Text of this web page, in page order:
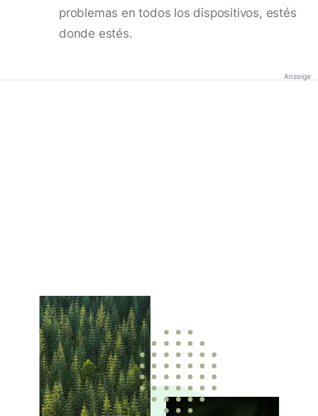
problemas en todos los dispositivos, estés
donde estés.
Anzeige